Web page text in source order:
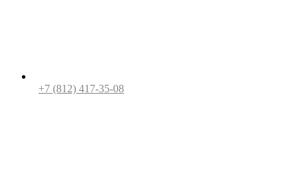
+7 (812) 417-35-08